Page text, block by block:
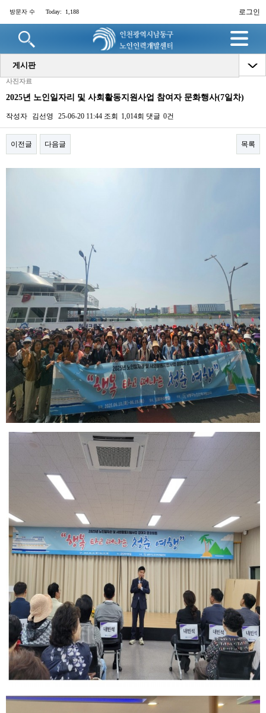
로그인
방문자 수 Today: 1,188
게시판
사진자료
2025년 노인일자리 및 사회활동지원사업 참여자 문화행사(7일차)
작성자 김선영 25-06-20 11:44 조회 1,014회 댓글 0건
이전글 다음글 목록